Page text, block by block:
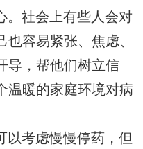
。社会上有些人会对
容易紧张、焦虑、
导，帮他们树立信
温暖的家庭环境对病
以考虑慢慢停药，但